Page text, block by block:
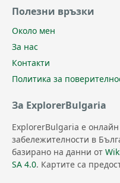
Полезни връзки
Около мен
За нас
Контакти
Политика за
За ExplorerBulgaria
ExplorerBulgaria е онлайн
забележителности в
базирано на данни от
SA 4.0. Картите са